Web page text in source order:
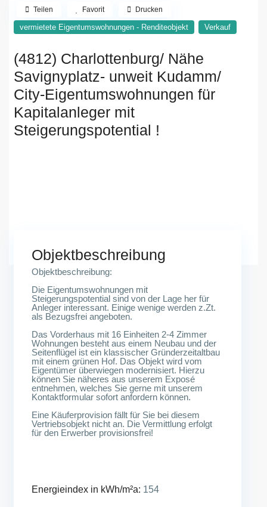
vermietete Eigentumswohnungen - Renditeobjekt Verkauf
(4812) Charlottenburg/ Nähe
Savignyplatz- unweit Kudamm/
City-Eigentumswohnungen für
Kapitalanleger mit
Steigerungspotential !
Teilen Favorit Drucken
Objektbeschreibung
Objektbeschreibung:
Die Eigentumswohnungen mit
Steigerungspotential sind von der Lage her für
Anleger interessant. Einige wenige werden z.Zt.
als Bezugsfrei angeboten.
Das Vorderhaus mit 16 Einheiten 2-4 Zimmer
Wohnungen besteht aus einem Neubau und der
Seitenflügel ist ein klassischer Gründerzeitaltbau
mit einem grünen Hof. Das Objekt wird vom
Eigentümer überwiegen modernisiert. Hierzu
können Sie näheres aus unserem Exposé
entnehmen, welches Sie gerne mit unserem
Kontaktformular sofort anfordern können.
Eine Käuferprovision fällt für Sie bei diesem
Vertriebsobjekt nicht an. Die Vermittlung erfolgt
für den Erwerber provisionsfrei!
Energieindex in kWh/m²a: 154